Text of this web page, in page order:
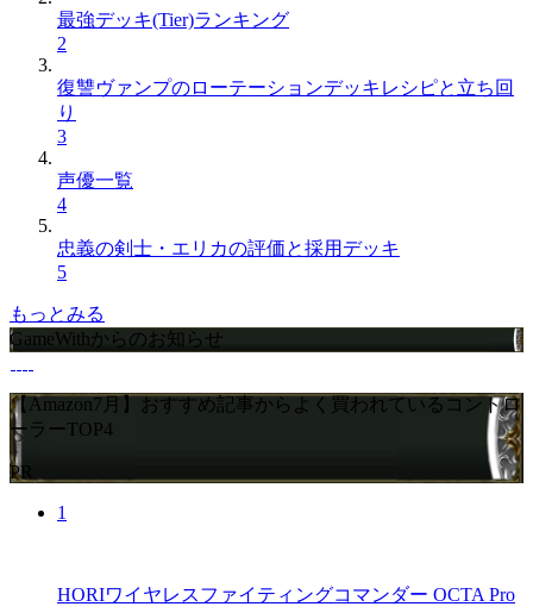
最強デッキ(Tier)ランキング
2
復讐ヴァンプのローテーションデッキレシピと立ち回
り
3
声優一覧
4
忠義の剣士・エリカの評価と採用デッキ
5
もっとみる
GameWithからのお知らせ
【Amazon7月】おすすめ記事からよく買われているコントロ
ーラーTOP4
PR
1
HORIワイヤレスファイティングコマンダー OCTA Pro